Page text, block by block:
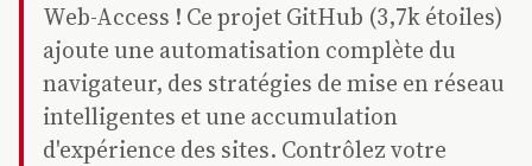
Web-Access ! Ce projet GitHub (3,7k étoiles)
ajoute une automatisation complète du
navigateur, des stratégies de mise en réseau
intelligentes et une accumulation
d'expérience des sites. Contrôlez votre